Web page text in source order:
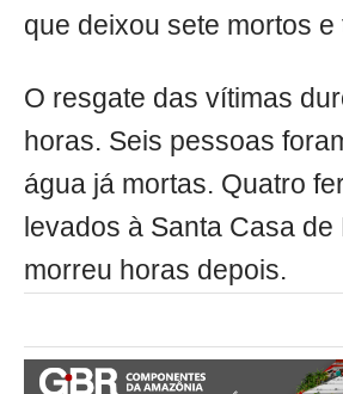
que deixou sete mortos e
O resgate das vítimas
horas. Seis pessoas
água já mortas. Quatro
levados à Santa Casa de
morreu horas depois.